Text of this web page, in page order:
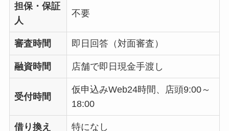
担保・保証
人
不要
審査時間 即日回答（対面審査）
融資時間 店舗で即日現金手渡し
受付時間
仮申込みWeb24時間、店頭9:00～
18:00
借り換え 特になし